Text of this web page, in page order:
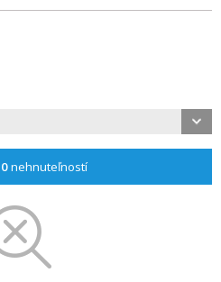
0nehnuteľností